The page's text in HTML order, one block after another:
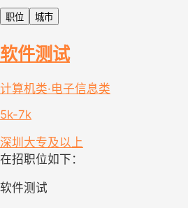
职位 城市
软件测试
计算机类·电子信息类
5k-7k
深圳 大专及以上
在招职位如下：
软件测试